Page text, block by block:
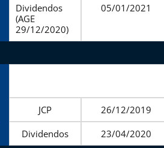
Dividendos
(AGE
29/12/2020)
05/01/2021
JCP
26/12/2019
Dividendos
23/04/2020